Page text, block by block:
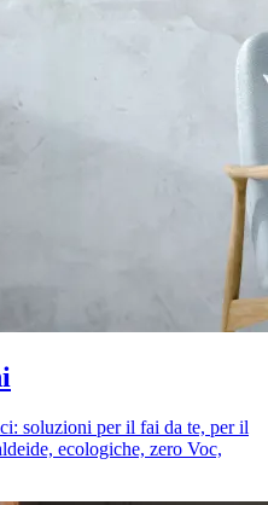
soluzioni per il fai da te, per il
ecologiche, zero Voc,